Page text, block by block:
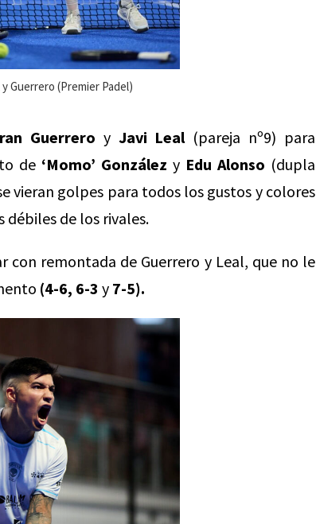
Guerrero (Premier Padel)
Guerrero y Javi Leal(pareja nº9) para
de ‘Momo’ González y Edu Alonso (dupla
vieran golpes para todos los gustos y colores
de los rivales.
con remontada de Guerrero y Leal, que no le
(4-6, 6-3 y 7-5).